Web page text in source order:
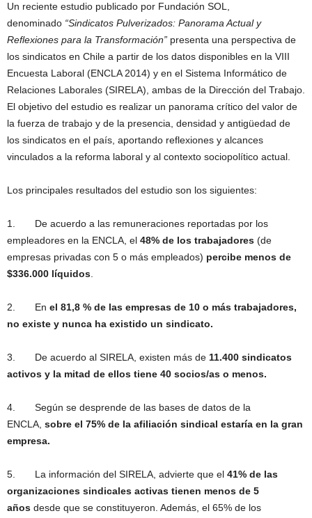
Un reciente estudio publicado por Fundación SOL,
denominado “Sindicatos Pulverizados: Panorama Actual y
Reflexiones para la Transformación” presenta una perspectiva de
los sindicatos en Chile a partir de los datos disponibles en la VIII
Encuesta Laboral (ENCLA 2014) y en el Sistema Informático de
Relaciones Laborales (SIRELA), ambas de la Dirección del Trabajo.
El objetivo del estudio es realizar un panorama crítico del valor de
la fuerza de trabajo y de la presencia, densidad y antigüedad de
los sindicatos en el país, aportando reflexiones y alcances
vinculados a la reforma laboral y al contexto sociopolítico actual.
Los principales resultados del estudio son los siguientes:
1. De acuerdo a las remuneraciones reportadas por los
empleadores en la ENCLA, el 48% de los trabajadores (de
empresas privadas con 5 o más empleados) percibe menos de
$336.000 líquidos
2. En el 81,8 % de las empresas de 10 o más trabajadores,
no existe y nunca ha existido un sindicato.
3. De acuerdo al SIRELA, existen más de 11.400 sindicatos
activos y la mitad de ellos tiene 40 socios/as o menos.
4. Según se desprende de las bases de datos de la
ENCLA, sobre el 75% de la afiliación sindical estaría en la gran
empresa.
5. La información del SIRELA, advierte que el 41% de las
organizaciones sindicales activas tienen menos de 5
años desde que se constituyeron. Además, el 65% de los